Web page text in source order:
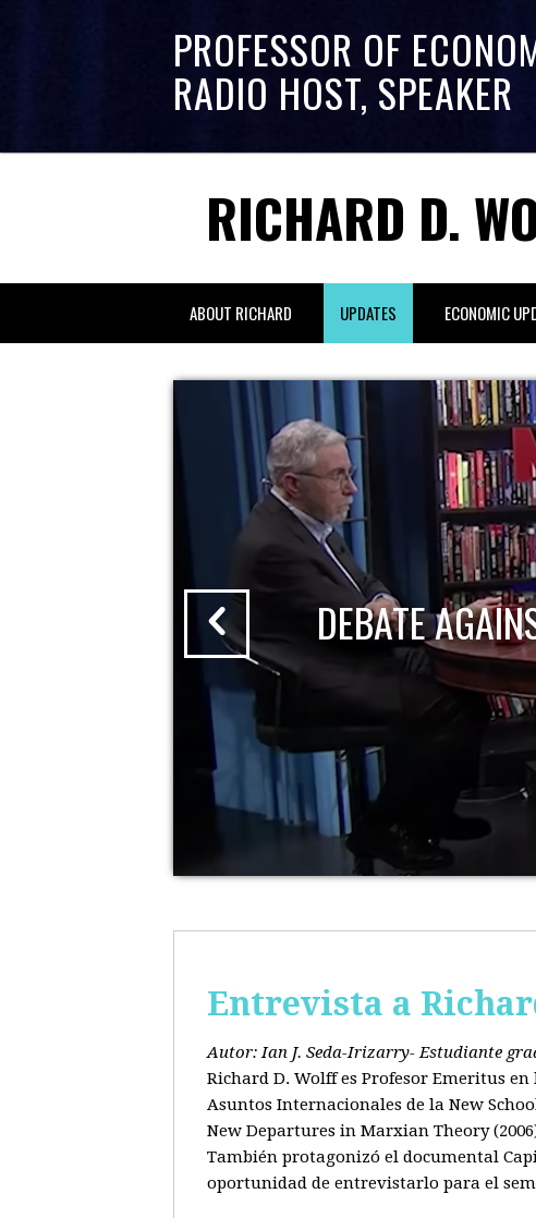
PROFESSOR OF
RADIO HOST, SPEAKER
RICHARD D.
ABOUT RICHARD UPDATES ECONOMIC
DEBATE
Entrevista a
Autor: Ian J. Seda-Irizarry- Estudiante
Richard D. Wolff es Profesor Emeritus
Asuntos Internacionales de la New
New Departures in Marxian Theory
También protagonizó el documental
oportunidad de entrevistarlo para el